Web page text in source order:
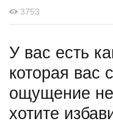
3753
У вас есть
которая вас
ощущение
хотите